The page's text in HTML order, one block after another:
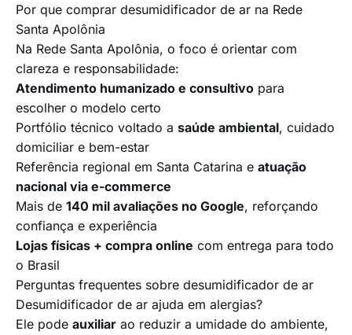
Por que comprar desumidificador de ar na Rede
Santa Apolônia
Na Rede Santa Apolônia, o foco é orientar com
clareza e responsabilidade:
Atendimento humanizado e consultivo para
escolher o modelo certo
Portfólio técnico voltado a saúde ambiental, cuidado
domiciliar e bem-estar
Referência regional em Santa Catarina e atuação
nacional via e-commerce
Mais de 140 mil avaliações no Google, reforçando
confiança e experiência
Lojas físicas + compra online com entrega para todo
o Brasil
Perguntas frequentes sobre desumidificador de ar
Desumidificador de ar ajuda em alergias?
Ele pode auxiliar ao reduzir a umidade do ambiente,